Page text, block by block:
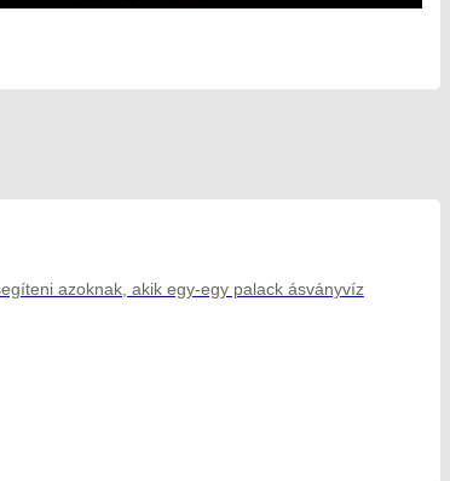
azoknak, akik egy-egy palack ásványvíz